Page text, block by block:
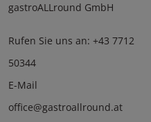
gastroALLround GmbH
Rufen Sie uns an: +43 7712
50344
E-Mail
office@gastroallround.at